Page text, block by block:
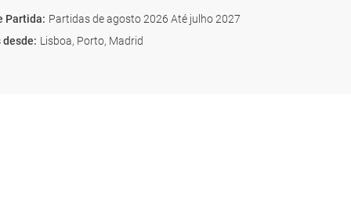
Partida: Partidas de agosto 2026 Até julho 2027
: Lisboa, Porto, Madrid